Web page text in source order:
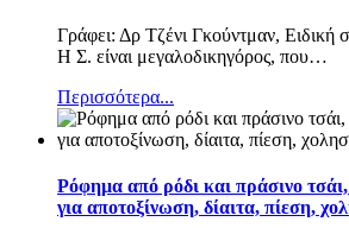
Γράφει: Δρ Τζένι Γκούντμαν, Ειδική
Η Σ. είναι μεγαλοδικηγόρος, που…
Περισσότερα...
Ρόφημα από ρόδι και πράσινο
για αποτοξίνωση, δίαιτα, πίεση,